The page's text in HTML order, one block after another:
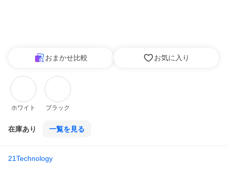
おまかせ比較 お気に入り
ホワイト ブラック
在庫あり 一覧を見る
21Technology